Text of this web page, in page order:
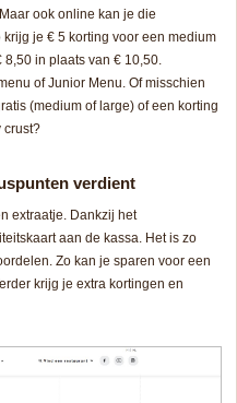
ook online kan je die
je € 5 korting voor een medium
8,50 in plaats van € 10,50.
of Junior Menu. Of misschien
(medium of large) of een korting
crust?
verdient
extraatje. Dankzij het
aan de kassa. Het is zo
Zo kan je sparen voor een
krijg je extra kortingen en